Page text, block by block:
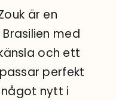
är en
med
och ett
perfekt
nytt i